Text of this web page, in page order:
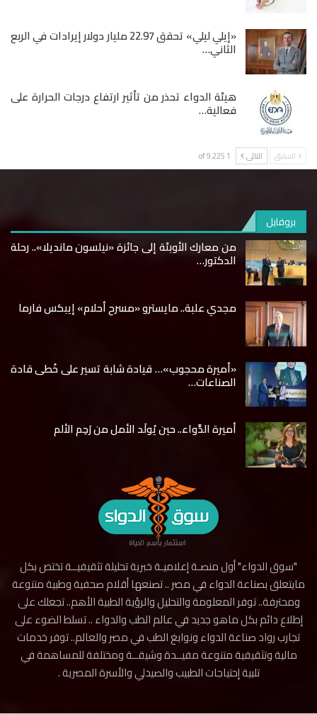
«إيلي ليلي» تحقق 22.97 مليار دولار إيرادات في الربع
الثاني…
هيئة الدواء تحذر من تأثير ارتفاع درجات الحرارة على
فعالية…
السابق التالى 1 of 9٬225
بروفايل
من معارك الأوبئة إلى جائزة «نيلسون مانديلا».. رحلة
الدكتور…
مجدي علبة.. مايسترو «مسرح أحلام» إيبكس فارما
«أميرة محجوب»… قيادة شابة تسير على خُطى قادة
الصناعات…
أميرة الدَّواء.. حين يُولَد الأمل من رَحِم الألم
"سوق الدواء" أول منصـة إعلاميـة خبرية تحليلة تثقيفيــة تختص بكل
مايتعلق بصناعة الدواء في مصر .. تصنعها أقلام صحفية وطبية متنوعة
ومحترفة.. توفر المعلومة والتحليل والرؤية الطبية الأهم.. تجعلك على
إطلاع دائم بكل ماهو جديد في عالم الطب والدواء .. تسلط الضوء على
تجارب رواد صناعة الدواء ونوابغ الطب في مصر والعالم.. توفر خدمات
مالية وتثقيفية متنوعة مفيــدة وشيقــة ومختلفة للمساهمة في
تلبية إحتياجات الطبيب والصيدلي والأسرة المصرية .